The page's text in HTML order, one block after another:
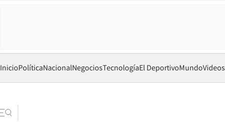
InicioPolíticaNacionalNegociosTecnologíaEl DeportivoMundoVideos